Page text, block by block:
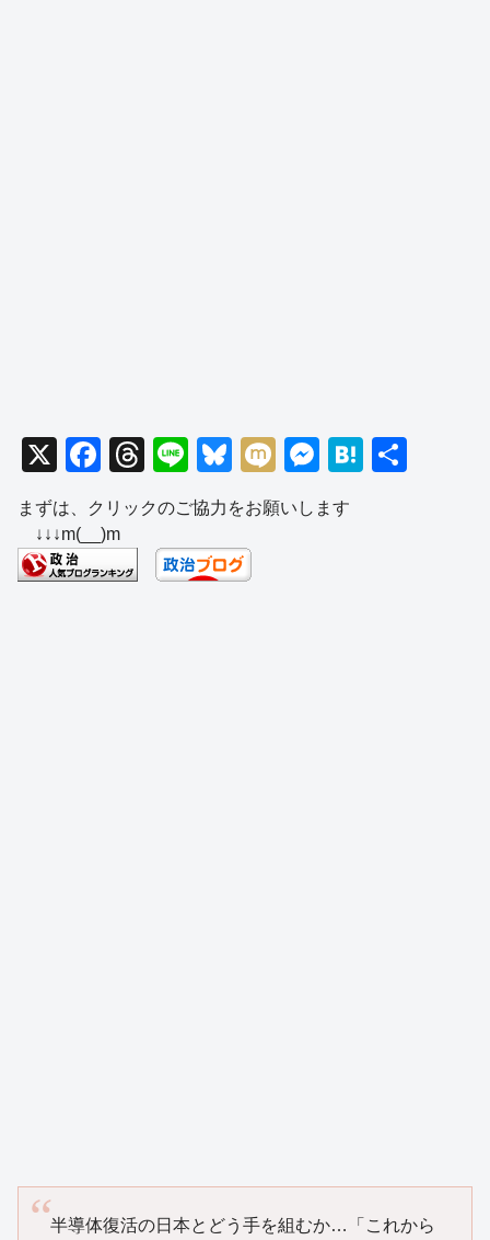
X
F
a
c
e
b
T
hr
e
a
d
Li
n
e
Bl
u
e
sk
y
M
ixi
M
e
ss
H
まずは、クリックのご協力をお願いします
↓↓↓m(__)m
半導体復活の日本とどう手を組むか…「これから